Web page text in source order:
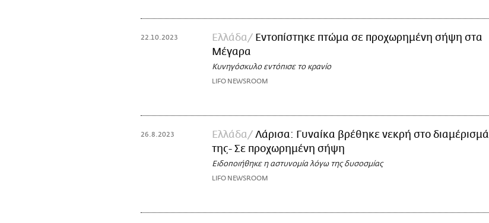
22.10.2023 Ελλάδα
Εντοπίστηκε πτώμα σε προχωρημένη σήψη στα
Μέγαρα
Κυνηγόσκυλο εντόπισε το κρανίο
LIFO NEWSROOM
26.8.2023 Ελλάδα
Λάρισα: Γυναίκα βρέθηκε νεκρή στο διαμέρισμά
της- Σε προχωρημένη σήψη
Ειδοποιήθηκε η αστυνομία λόγω της δυσοσμίας
LIFO NEWSROOM